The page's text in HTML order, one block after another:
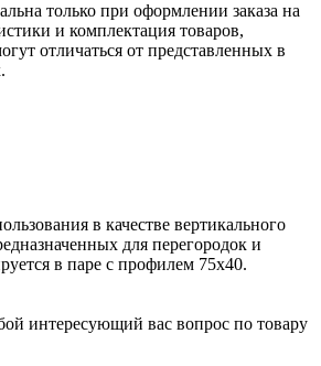
только при оформлении заказа на
и комплектация товаров,
отличаться от представленных в
в качестве вертикального
для перегородок и
в паре с профилем 75х40.
интересующий вас вопрос по товару